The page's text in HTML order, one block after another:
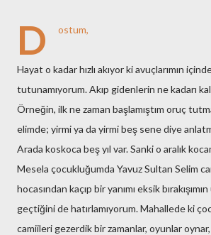
D ostum,
Hayat o kadar hızlı akıyor ki avuçlarımın
tutunamıyorum. Akıp gidenlerin ne kadarı
Örneğin, ilk ne zaman başlamıştım oruç
elimde; yirmi ya da yirmi beş sene diye
Arada koskoca beş yıl var. Sanki o aralık
Mesela çocukluğumda Yavuz Sultan Selim
hocasından kaçıp bir yanımı eksik
geçtiğini de hatırlamıyorum. Mahallede ki
camiileri gezerdik bir zamanlar, oyunlar